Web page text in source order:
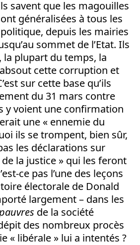
savent que les magouilles
généralisées à tous les
depuis les mairies
sommet de l’Etat. Ils
la plupart du temps, la
cette corruption et
sur cette base qu’ils
du 31 mars contre
y voient une confirmation
une « ennemie du
ils se trompent, bien sûr,
les déclarations sur
de la justice » qui les feront
ce pas l’une des leçons
électorale de Donald
largement – dans les
de la société
des nombreux procès
« libérale » lui a intentés ?